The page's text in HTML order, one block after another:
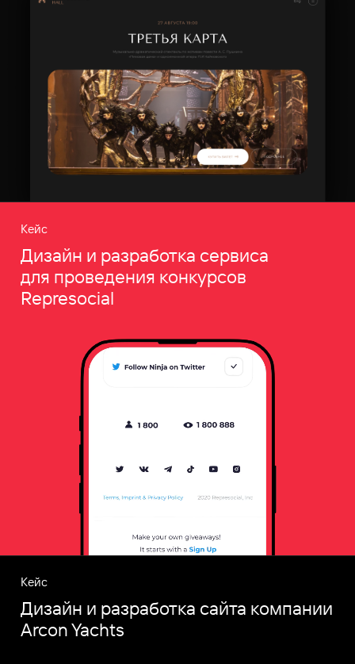
Кейс
Дизайн и разработка сервиса
для проведения конкурсов
Represocial
Кейс
Дизайн и разработка сайта компании
Arcon Yachts